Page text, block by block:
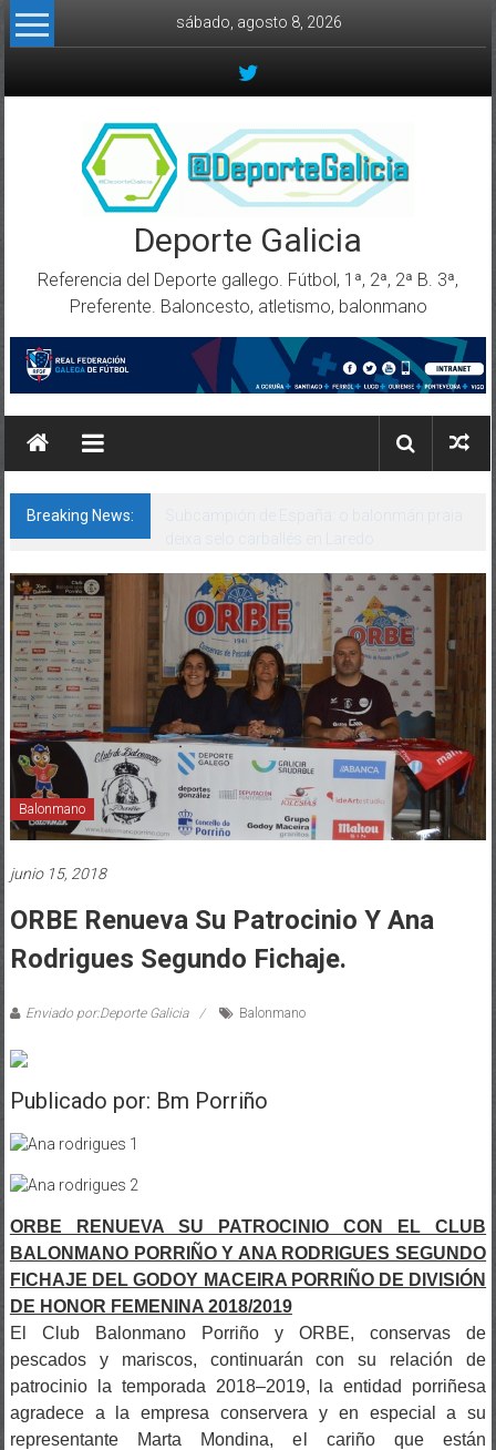
Skip to content
sábado, agosto 8, 2026
Deporte Galicia
Referencia del Deporte gallego. Fútbol, 1ª, 2ª, 2ª B. 3ª,
Preferente. Baloncesto, atletismo, balonmano
Breaking News:
Subcampión de España: o balonmán praia
deixa selo carballés en Laredo
Balonmano
junio 15, 2018
ORBE Renueva Su Patrocinio Y Ana
Rodrigues Segundo Fichaje.
Enviado por:Deporte Galicia Balonmano
Publicado por: Bm Porriño
ORBE RENUEVA SU PATROCINIO CON EL CLUB
BALONMANO PORRIÑO Y ANA RODRIGUES SEGUNDO
FICHAJE DEL GODOY MACEIRA PORRIÑO DE DIVISIÓN
DE HONOR FEMENINA 2018/2019
El Club Balonmano Porriño y ORBE, conservas de
pescados y mariscos, continuarán con su relación de
patrocinio la temporada 2018–2019, la entidad porriñesa
agradece a la empresa conservera y en especial a su
representante Marta Mondina, el cariño que están